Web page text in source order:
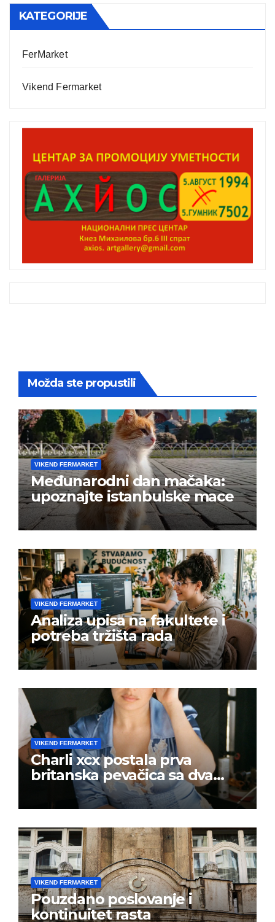
KATEGORIJE
FerMarket
Vikend Fermarket
Možda ste propustili
VIKEND FERMARKET
Međunarodni dan mačaka:
upoznajte istanbulske mace
VIKEND FERMARKET
Analiza upisa na fakultete i
potreba tržišta rada
VIKEND FERMARKET
Charli xcx postala prva
britanska pevačica sa dva
albuma na prvom mestu u
istoj kalendarskoj godini
VIKEND FERMARKET
Pouzdano poslovanje i
kontinuitet rasta